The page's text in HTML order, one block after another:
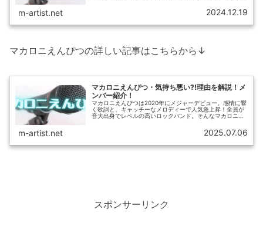
m-artist.net 2024.12.19
マカロニえんぴつの詳しい記事はこちらから↓
マカロニえんぴつ・気持ち悪い?!理由を解説！メ
ンバー紹介！
マカロニえんぴつは2020年にメジャーデビュー。感情に響
く歌詞と、キャッチーなメロディーで人気急上昇！全員が
音大出身でレベルの高いロックバンド。そんなマカロニえ
m-artist.net 2025.07.06
スポンサーリンク